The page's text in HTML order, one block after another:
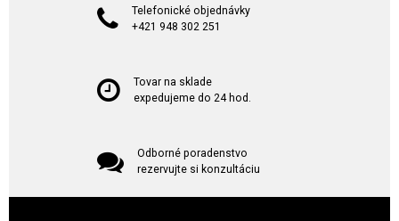
Telefonické objednávky
+421 948 302 251
Tovar na sklade
expedujeme do 24 hod.
Odborné poradenstvo
rezervujte si konzultáciu